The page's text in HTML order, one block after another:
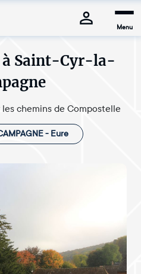
Menu
Saint-Cyr-la-
chemins de Compostelle
- Eure